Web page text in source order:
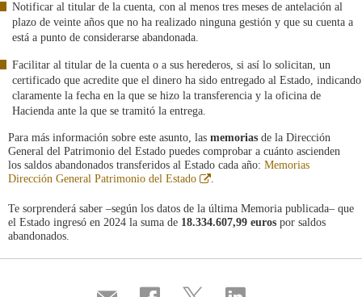
Notificar al titular de la cuenta, con al menos tres meses de antelación al
plazo de veinte años que no ha realizado ninguna gestión y que su cuenta a
está a punto de considerarse abandonada.
Facilitar al titular de la cuenta o a sus herederos, si así lo solicitan, un
certificado que acredite que el dinero ha sido entregado al Estado, indicando
claramente la fecha en la que se hizo la transferencia y la oficina de
Hacienda ante la que se tramitó la entrega.
Para más información sobre este asunto, las memorias de la Dirección
General del Patrimonio del Estado puedes comprobar a cuánto ascienden
los saldos abandonados transferidos al Estado cada año: Memorias
Dirección General Patrimonio del Estado
Abre
nueva
.
Te sorprenderá saber –según los datos de la última Memoria publicada– que
el Estado ingresó en 2024 la suma de 18.334.607,99 euros por saldos
abandonados.
CompartirShare
Share
Share